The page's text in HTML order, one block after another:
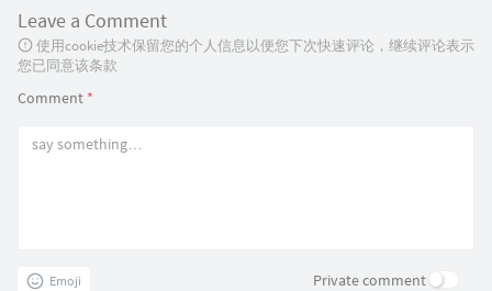
Leave a Comment
使用cookie技术保留您的个人信息以便您下次快速评论，继续评论表示
您已同意该条款
Comment *
Emoji Private comment